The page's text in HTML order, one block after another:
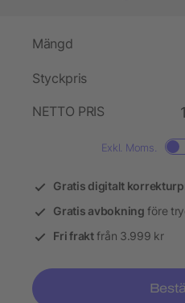
Mängd
Styckpris
NETTO PRIS
Exkl. Moms.
Gratis digitalt
Gratis avbokning före
Fri fraktfrån 3.999 kr